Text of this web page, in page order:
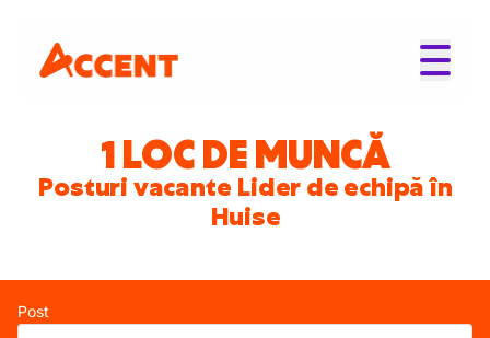
1 LOC DE MUNCĂ
Posturi vacante Lider de echipă în
Huise
Post